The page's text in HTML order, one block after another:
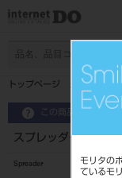
モリタの
ているモ
トップページ スプレ
この商品に関するお
スプレッダー ＃1 前
Spreader